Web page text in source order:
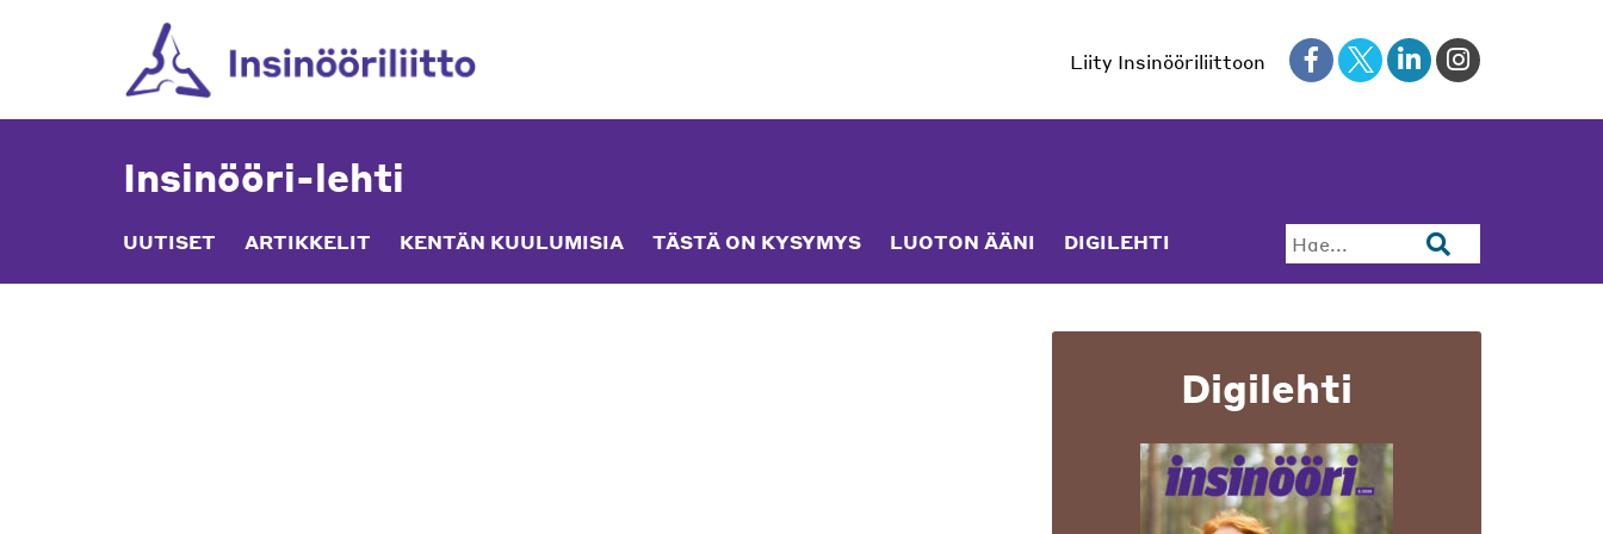
Liity Insinööriliittoon
Insinööri-lehti
UUTISET ARTIKKELIT KENTÄN KUULUMISIA TÄSTÄ ON KYSYMYS LUOTON ÄÄNI DIGILEHTI Hae...
Digilehti